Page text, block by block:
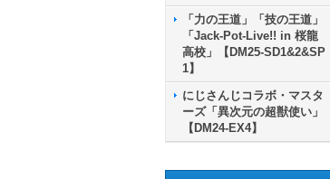
「力の王道」「技の王道」
「Jack-Pot-Live!! in 桜龍
高校」【DM25-SD1&2&SP
1】
にじさんじコラボ・マスタ
ーズ「異次元の超獣使い」
【DM24-EX4】